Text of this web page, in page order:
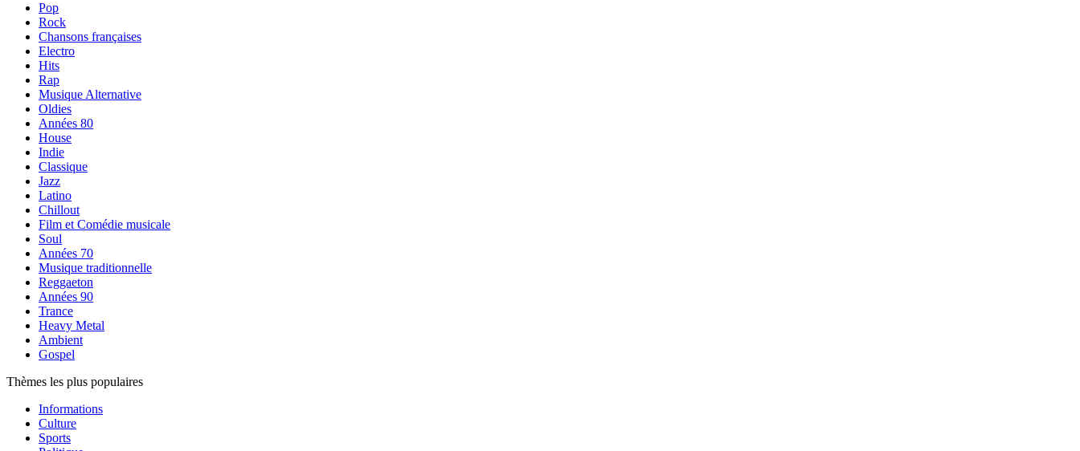
Pop
Rock
Chansons françaises
Electro
Hits
Rap
Musique Alternative
Oldies
Années 80
House
Indie
Classique
Jazz
Latino
Chillout
Film et Comédie musicale
Soul
Années 70
Musique traditionnelle
Reggaeton
Années 90
Trance
Heavy Metal
Ambient
Gospel
Thèmes les plus populaires
Informations
Culture
Sports